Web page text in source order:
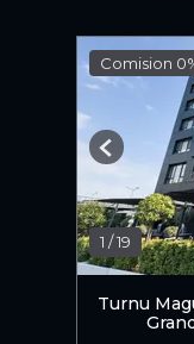
Comision
1 /19
Previous
Turnu